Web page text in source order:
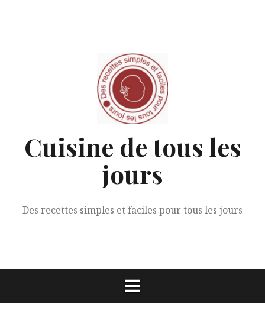
Cuisine de tous les
jours
Des recettes simples et faciles pour tous les jours